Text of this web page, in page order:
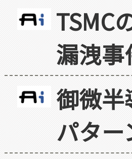
TSMC
漏洩
御微
パタ